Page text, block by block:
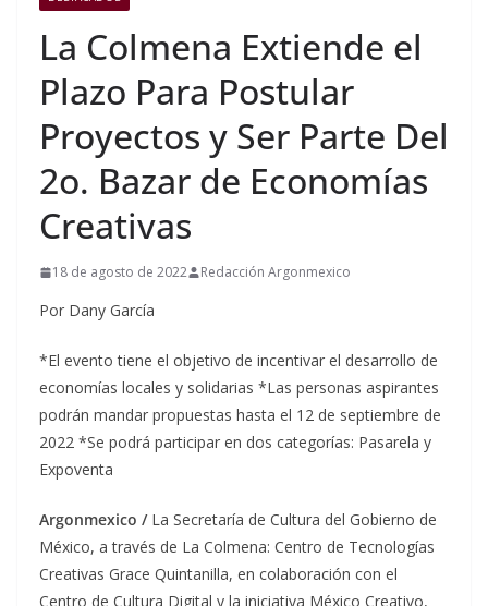
La Colmena Extiende el
Plazo Para Postular
Proyectos y Ser Parte Del
2o. Bazar de Economías
Creativas
18 de agosto de 2022 Redacción Argonmexico
Por Dany García
*El evento tiene el objetivo de incentivar el desarrollo de
economías locales y solidarias *Las personas aspirantes
podrán mandar propuestas hasta el 12 de septiembre de
2022 *Se podrá participar en dos categorías: Pasarela y
Expoventa
Argonmexico / La Secretaría de Cultura del Gobierno de
México, a través de La Colmena: Centro de Tecnologías
Creativas Grace Quintanilla, en colaboración con el
Centro de Cultura Digital y la iniciativa México Creativo,